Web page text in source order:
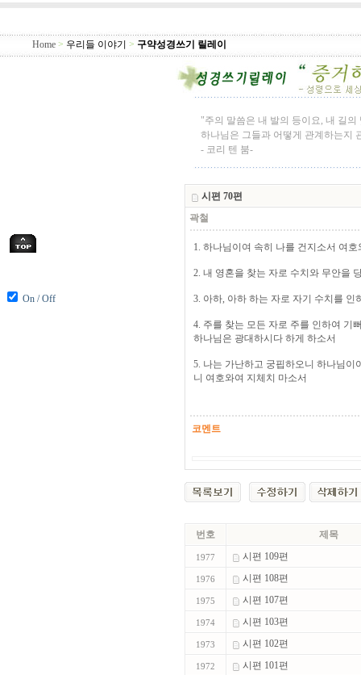
On / Off
Home > 우리들 이야기 > 구약성경쓰기 릴레이
"주의 말씀은 내 발의 등이요, 내 길
하나님은 그들과 어떻게 관계하는지
- 코리 텐 붐-
시편 70편
곽철
1. 하나님이여 속히 나를 건지소서 여
2. 내 영혼을 찾는 자로 수치와 무안을
3. 아하, 아하 하는 자로 자기 수치를 인
4. 주를 찾는 모든 자로 주를 인하여 기
하나님은 광대하시다 하게 하소서
5. 나는 가난하고 궁핍하오니 하나님
니 여호와여 지체치 마소서
코멘트
번호 제목
1977 시편 109편
1976 시편 108편
1975 시편 107편
1974 시편 103편
1973 시편 102편
1972 시편 101편